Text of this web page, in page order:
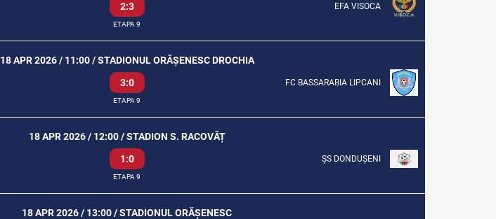
2:3 EFA VISOCA
ETAPA 9
18 APR 2026 / 11:00 / STADIONUL ORĂȘENESC DROCHIA
3:0 FC BASSARABIA LIPCANI
ETAPA 9
18 APR 2026 / 12:00 / STADION S. RACOVĂȚ
1:0 ȘS DONDUȘENI
ETAPA 9
18 APR 2026 / 13:00 / STADIONUL ORĂȘENESC